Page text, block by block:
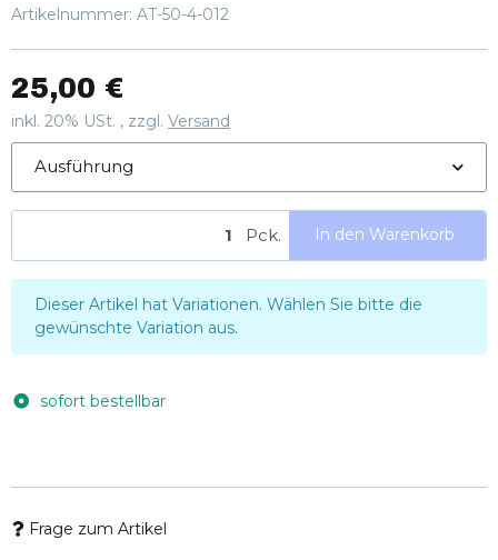
Artikelnummer: AT-50-4-012
25,00 €
inkl. 20% USt. , zzgl. Versand
Ausführung
Pck. In den Warenkorb
xDieser Artikel hat Variationen. Wählen Sie bitte die
gewünschte Variation aus.
sofort bestellbar
Frage zum Artikel